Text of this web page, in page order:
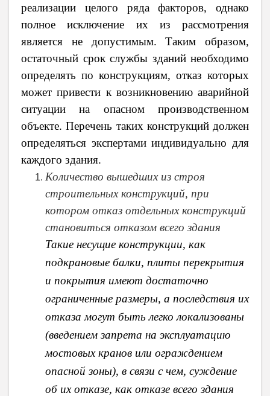
реализации целого ряда факторов, однако
полное исключение их из рассмотрения
является не допустимым. Таким образом,
остаточный срок службы зданий необходимо
определять по конструкциям, отказ которых
может привести к возникновению аварийной
ситуации на опасном производственном
объекте. Перечень таких конструкций должен
определяться экспертами индивидуально для
каждого здания.
Количество вышедших из строя
строительных конструкций, при
котором отказ отдельных конструкций
становиться отказом всего здания
Такие несущие конструкции, как
подкрановые балки, плиты перекрытия
и покрытия имеют достаточно
ограниченные размеры, а последствия их
отказа могут быть легко локализованы
(введением запрета на эксплуатацию
мостовых кранов или ограждением
опасной зоны), в связи с чем, суждение
об их отказе, как отказе всего здания